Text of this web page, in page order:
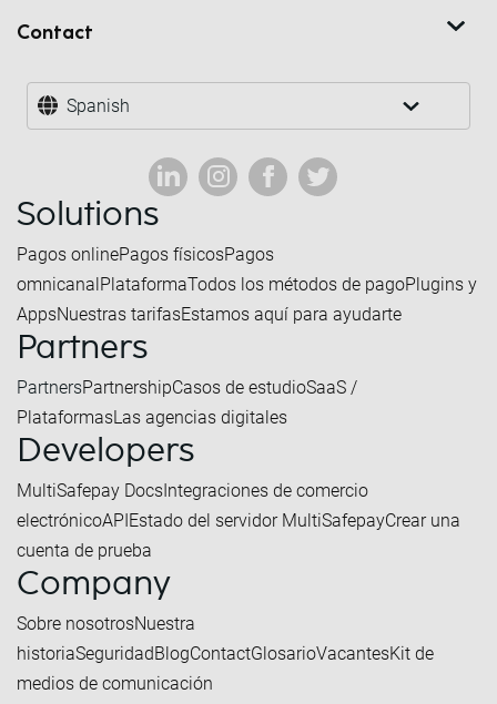
Contact
Spanish
Solutions
Pagos onlinePagos físicosPagos
omnicanalPlataformaTodos los métodos de pagoPlugins y
AppsNuestras tarifasEstamos aquí para ayudarte
Partners
PartnersPartnershipCasos de estudioSaaS /
PlataformasLas agencias digitales
Developers
MultiSafepay DocsIntegraciones de comercio
electrónicoAPIEstado del servidor MultiSafepayCrear una
cuenta de prueba
Company
Sobre nosotrosNuestra
historiaSeguridadBlogContactGlosarioVacantesKit de
medios de comunicación